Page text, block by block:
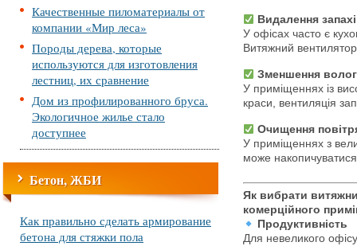
Качественные пиломатериалы от
компании «Мир леса»
Породы дерева, которые
используются для изготовления
лестниц, их сравнение
Дом из профилированного бруса.
Экологичное жилье стало
доступнее
Бетон, ЖБИ
Как правильно сделать армирование
бетона для стяжки пола
Видалення
У офісах часто є
Витяжний
Зменшення
У приміщеннях із
краси, вентиляція
Очищення
У приміщеннях з
може
Як вибрати
комерційного
Продуктивність
Для невеликого